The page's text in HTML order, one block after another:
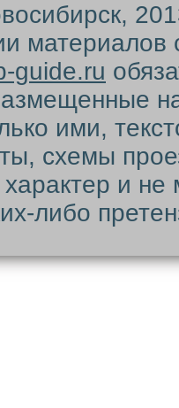
материалов
guide.ru
ими,
схемы
и
либо